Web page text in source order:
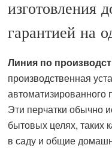
изготовления
гарантией на
Линия по
производственная
автоматизированного
Эти перчатки обычно
бытовых целях, таких
в саду и общие